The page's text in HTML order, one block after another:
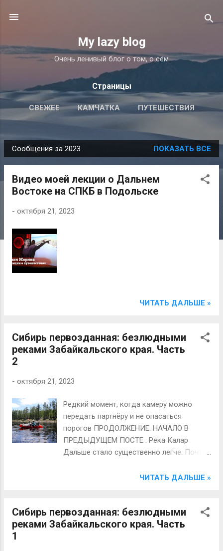
My lazy blog
Очень ленивый блог о том, о сём
Страницы
СВЕЖЕЕ КАМЧАТКА ПУТЕШЕСТВИЯ
С
о
щ
Сообщения за 2023 ПОКАЗАТЬ ВСЕ
Видео моей лекции о Дальнем
Востоке на СПКБ в Подольске
- октября 21, 2023
ЧИТАТЬ ДАЛЬШЕ »
Сибирь первозданная: безлюдными
реками Забайкальского края. Часть
2
- октября 21, 2023
Редкий момент, когда камеру можно
передать партнёру и не опасаться
порогов ПРОДОЛЖЕНИЕ. НАЧАЛО В
ПРЕДЫДУЩЕМ ПОСТЕ . Река Калар
Дальше стало существенно легче. Почти
иногда. До Каларского Калакана река
их без ветра. Множество шивер,
обозначенных и не обозначенных на
ЧИТАТЬ ДАЛЬШЕ »
Сибирь первозданная: безлюдными
реками Забайкальского края. Часть
1